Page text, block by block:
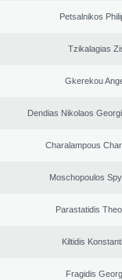
Petsalnikos
Tzikalagias
Gkerekou
Dendias Nikolaos
Charalampous
Moschopoulos
Parastatidis
Kiltidis
Fragidis